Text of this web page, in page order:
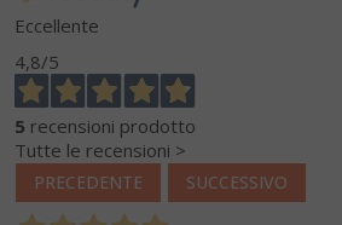
Eccellente
4,8/5
5 recensioni prodotto
Tutte le recensioni >
PRECEDENTE SUCCESSIVO